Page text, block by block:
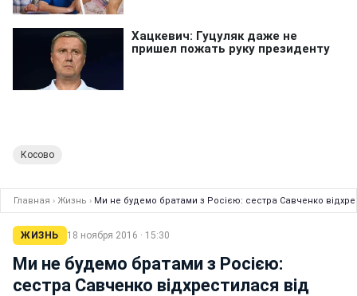
Косово
Главная › Жизнь › Ми не будемо братами з Росією: сестра Савченко
ЖИЗНЬ 18 ноября 2016 · 15:30
Ми не будемо братами з Росією:
сестра Савченко відхрестилася від